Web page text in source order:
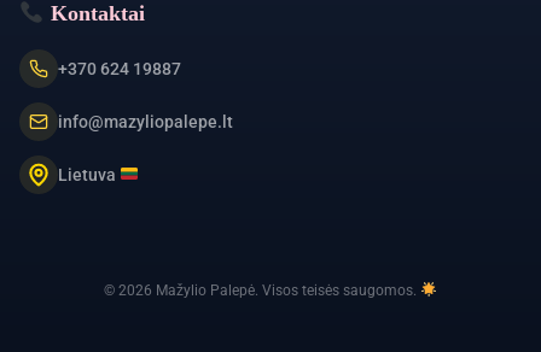
Kontaktai
+370 624 19887
info@mazyliopalepe.lt
Lietuva
© 2026 Mažylio Palepė. Visos teisės saugomos.